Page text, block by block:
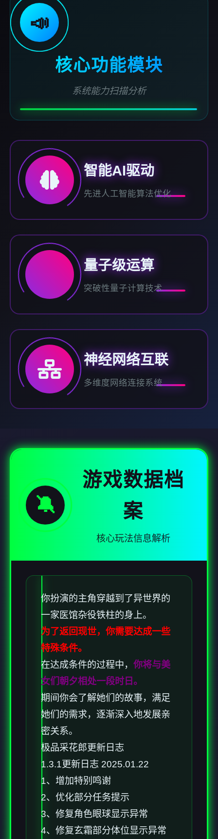
📣
核心功能模块
系统能力扫描分析
智能AI驱动
先进人工智能算法优化
量子级运算
突破性量子计算技术
神经网络互联
多维度网络连接系统
🔕
游戏数据档
案
核心玩法信息解析
你扮演的主角穿越到了异世界的
一家医馆杂役铁柱的身上。
为了返回现世，你需要达成一些
特殊条件。
在达成条件的过程中， 你将与美
女们朝夕相处一段时日。
期间你会了解她们的故事，满足
她们的需求，逐渐深入地发展亲
密关系。
极品采花郎更新日志
1.3.1更新日志 2025.01.22
1、增加特别鸣谢
2、优化部分任务提示
3、修复角色眼球显示异常
4、修复玄霜部分体位显示异常